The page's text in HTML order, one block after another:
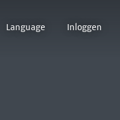
Language Inloggen